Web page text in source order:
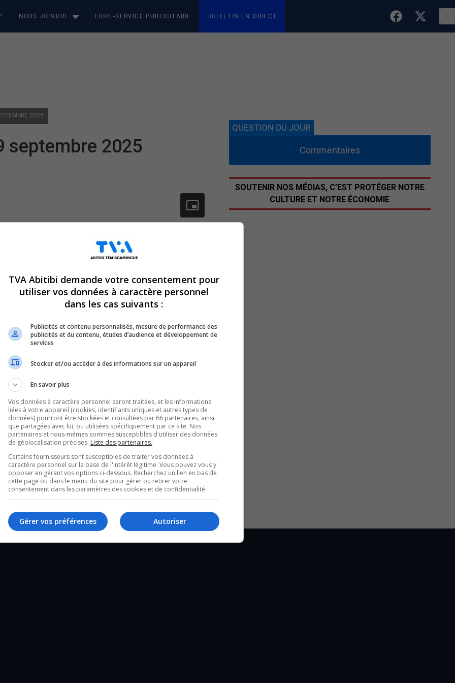
NOUS JOINDRE LIBRE-SERVICE PUBLICITAIRE BULLETIN EN DIRECT
2025
septembre 2025
vous incontournables pour connaître tout
sur l’heure du lunch et un de 28
un tour d’horizon complet de ce qui a
QUESTION DU JOUR
Commentaires
SOUTENIR NOS MÉDIAS, C’EST PROTÉGER NOTRE
CULTURE ET NOTRE ÉCONOMIE
TVA Abitibi demande votre consentement pour
utiliser vos données à caractère personnel
dans les cas suivants :
Publicités et contenu personnalisés, mesure de performance des
publicités et du contenu, études d’audience et développement de
services
Stocker et/ou accéder à des informations sur un appareil
En savoir plus
Vos données à caractère personnel seront traitées, et les informations
liées à votre appareil (cookies, identifiants uniques et autres types de
données) pourront être stockées et consultées par 66 partenaires, ainsi
que partagées avec lui, ou utilisées spécifiquement par ce site. Nos
partenaires et nous-mêmes sommes susceptibles d'utiliser des données
de géolocalisation précises. Liste des partenaires.
Certains fournisseurs sont susceptibles de traiter vos données à
caractère personnel sur la base de l'intérêt légitime. Vous pouvez vous y
opposer en gérant vos options ci-dessous. Recherchez un lien en bas de
cette page ou dans le menu du site pour gérer ou retirer votre
consentement dans les paramètres des cookies et de confidentialité.
Autoriser
Gérer vos préférences